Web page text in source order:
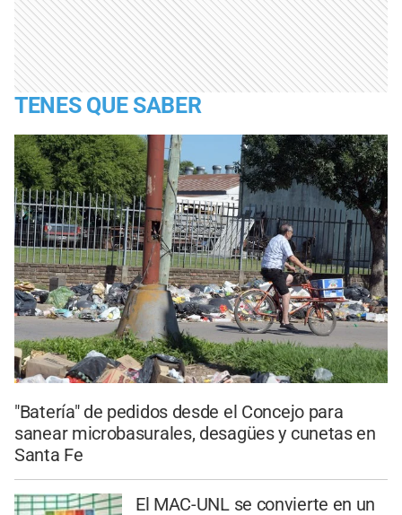
TENES QUE SABER
"Batería" de pedidos desde el Concejo para
sanear microbasurales, desagües y cunetas en
Santa Fe
El MAC-UNL se convierte en un